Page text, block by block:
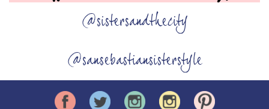
@sistersandthecity
@sansebastiansisterstyle